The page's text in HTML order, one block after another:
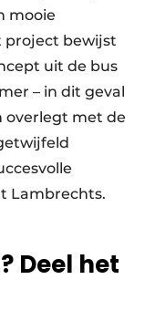
mooie
project bewijst
uit de bus
– in dit geval
overlegt met de
Lambrechts.
Deel het